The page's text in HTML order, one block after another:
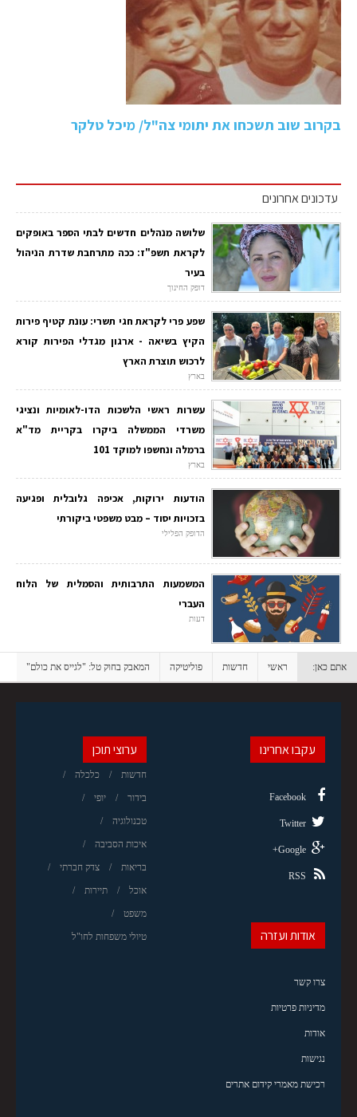
בקרוב שוב תשכחו את יתומי צה"ל/ מיכל טלקר
עדכונים אחרונים
שלושה מנהלים חדשים לבתי הספר באופקים
לקראת תשפ"ז: ככה מתרחבת שדרת הניהול
בעיר
דופק החינוך
שפע פרי לקראת חגי תשרי: עונת קטיף פירות
הקיץ בשיאה - ארגון מגדלי הפירות קורא
לרכוש תוצרת הארץ
בארץ
עשרות ראשי הלשכות הדו-לאומיות ונציגי
משרדי הממשלה ביקרו בקריית מד"א
ברמלה ונחשפו למוקד 101
בארץ
הודעות ירוקות, אכיפה גלובלית ופגיעה
בזכויות יסוד – מבט משפטי ביקורתי
הדופק הפלילי
המשמעות התרבותית והסמלית של הלוח
העברי
דעות
אתם כאן: ראשי חדשות פוליטיקה המאבק בחוק טל: "לגייס את כולם"
ערוצי תוכן
חדשות כלכלה
בידור יופי
טכנולוגיה
איכות הסביבה
בריאות צדק חברתי
אוכל תיירות
משפט
טיולי משפחות לחו"ל
עקבו אחרינו
Facebook
Twitter
Google+
RSS
אודות ועזרה
צרו קשר
מדיניות פרטיות
אודות
נגישות
רכישת מאמרי קידום אתרים